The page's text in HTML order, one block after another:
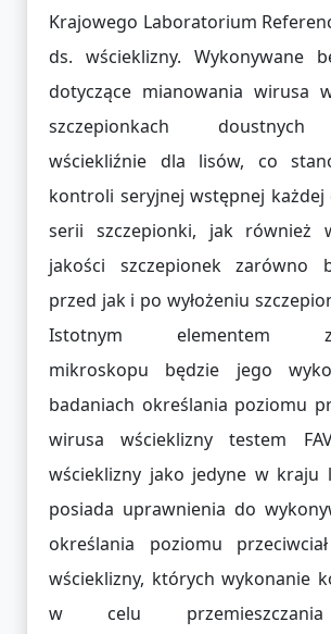
Krajowego Laboratorium
ds. wścieklizny. Wykonywane
dotyczące mianowania wirusa
szczepionkach doustnych
wściekliźnie dla lisów, co
kontroli seryjnej wstępnej każdej
serii szczepionki, jak również
jakości szczepionek zarówno
przed jak i po wyłożeniu
Istotnym elementem
mikroskopu będzie jego
badaniach określania poziomu
wirusa wścieklizny testem
wścieklizny jako jedyne w kraju
posiada uprawnienia do
określania poziomu
wścieklizny, których wykonanie
w celu